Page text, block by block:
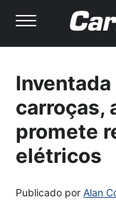
carroças,
promete
elétricos
Publicado porAlan